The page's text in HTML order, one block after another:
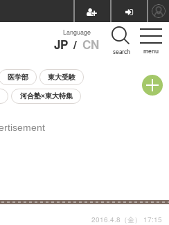
menu
Language
JP / CN search
医学部 東大受験
河合塾×東大特集
説明会・相談会
2016.4.8（金） 17:15